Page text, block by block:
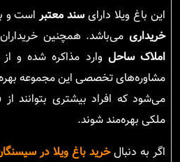
این باغ ویلا دارایسند معتبراست و
خریداریمی‌باشد. همچنین
املاک ساحل وارد مذاکره شده و
مشاوره‌های تخصصی این مجموعه
می‌شود که افراد بیشتری بتوانند
ملکی بهره‌مند شوند.
اگر به دنبالخرید باغ ویلا در